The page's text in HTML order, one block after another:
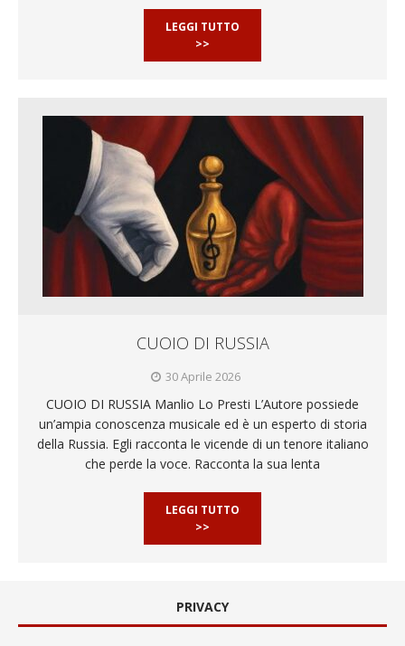
LEGGI TUTTO
>>
CUOIO DI RUSSIA
30 Aprile 2026
CUOIO DI RUSSIA Manlio Lo Presti L’Autore possiede
un’ampia conoscenza musicale ed è un esperto di storia
della Russia. Egli racconta le vicende di un tenore italiano
che perde la voce. Racconta la sua lenta
LEGGI TUTTO
>>
PRIVACY